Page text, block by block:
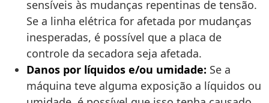
sensíveis às mudanças repentinas de tensão.
Se a linha elétrica for afetada por mudanças
inesperadas, é possível que a placa de
controle da secadora seja afetada.
Danos por líquidos e/ou umidade: Se a
máquina teve alguma exposição a líquidos ou